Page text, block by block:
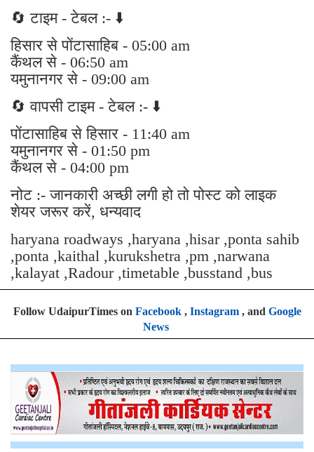
🔄 टाइम - टेबल :- ⬇️
हिसार से पोंटासाहिब - 05:00 am
कैंथल से - 06:50 am
यमुनानगर से - 09:00 am
🔄 वापसी टाइम - टेबल :- ⬇️
पोंटासाहिब से हिसार - 11:40 am
यमुनानगर से - 01:50 pm
कैंथल से - 04:00 pm
नोट :- जानकारी अच्छी लगी हो तो पोस्ट को लाइक
शेयर जरूर करें, धन्यवाद
haryana roadways ,haryana ,hisar ,ponta sahib
,ponta ,kaithal ,kurukshetra ,pm ,narwana
,kalayat ,Radour ,timetable ,busstand ,bus
Follow UdaipurTimes on Facebook, Instagram, and Google
News